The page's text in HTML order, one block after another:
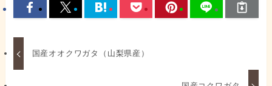
国産オオクワガタ（山梨県産）